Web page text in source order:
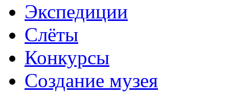
Экспедиции
Слёты
Конкурсы
Создание музея